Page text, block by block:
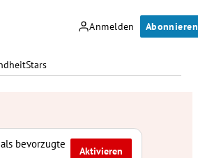
Anmelden Abonnieren
Stars
bevorzugte
Aktivieren